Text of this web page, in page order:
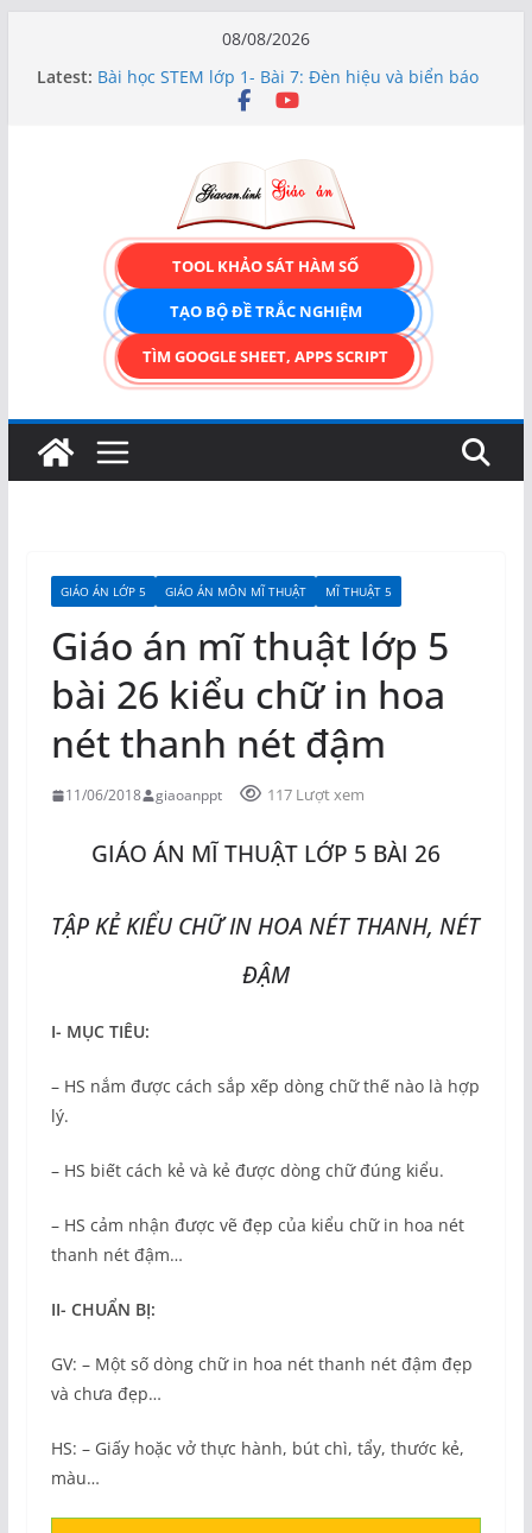
08/08/2026
Latest: KÉO THẢ – HOÀN TOÀN MIỄN PHÍ!
Bài học STEM lớp 1- Bài 7: Đèn hiệu và biển báo
Hướng dẫn chi tiết Tạo form nhập liệu – Thêm,
tìm, sửa, xóa và có upload ảnh avatar
Bài học STEM lớp 3 Các bộ phận của thực vật
TẠO FORM ONLINE – TÙY BIẾN GIAO DIỆN ĐỈNH
CAO & XUẤT CODE THÔNG MINH!
TOOL KHẢO SÁT HÀM SỐ
TẠO BỘ ĐỀ TRẮC NGHIỆM
TÌM GOOGLE SHEET, APPS SCRIPT
GIÁO ÁN LỚP 5 GIÁO ÁN MÔN MĨ THUẬT MĨ THUẬT 5
Giáo án mĩ thuật lớp 5
bài 26 kiểu chữ in hoa
nét thanh nét đậm
11/06/2018 giaoanppt 117 Lượt xem
GIÁO ÁN MĨ THUẬT LỚP 5 BÀI 26
TẬP KẺ KIỂU CHỮ IN HOA NÉT THANH, NÉT
ĐẬM
I- MỤC TIÊU:
– HS nắm được cách sắp xếp dòng chữ thế nào là hợp
lý.
– HS biết cách kẻ và kẻ được dòng chữ đúng kiểu.
– HS cảm nhận được vẽ đẹp của kiểu chữ in hoa nét
thanh nét đậm…
II- CHUẨN BỊ:
GV: – Một số dòng chữ in hoa nét thanh nét đậm đẹp
và chưa đẹp…
HS: – Giấy hoặc vở thực hành, bút chì, tẩy, thước kẻ,
màu…